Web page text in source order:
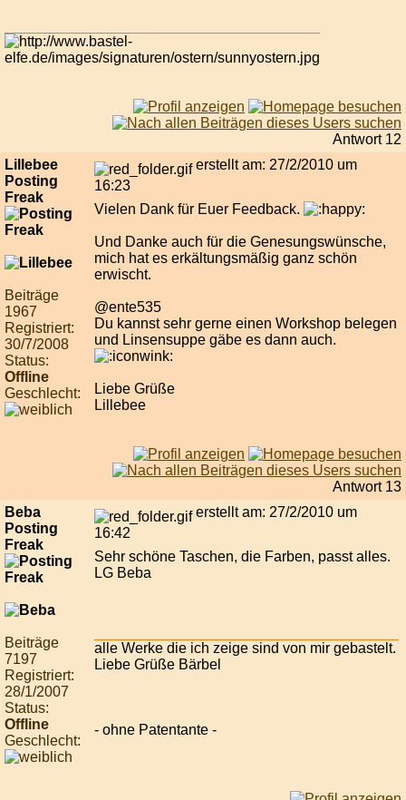
Antwort 12
Lillebee
Posting
Freak
Beiträge
1967
Registriert:
30/7/2008
Status:
Offline
Geschlecht:
erstellt am: 27/2/2010 um
16:23
Vielen Dank für Euer Feedback.
Und Danke auch für die Genesungswünsche,
mich hat es erkältungsmäßig ganz schön
erwischt.
@ente535
Du kannst sehr gerne einen Workshop belegen
und Linsensuppe gäbe es dann auch.
Liebe Grüße
Lillebee
Antwort 13
Beba
Posting
Freak
Beiträge
7197
Registriert:
28/1/2007
Status:
Offline
Geschlecht:
erstellt am: 27/2/2010 um
16:42
Sehr schöne Taschen, die Farben, passt alles.
LG Beba
alle Werke die ich zeige sind von mir gebastelt.
Liebe Grüße Bärbel
- ohne Patentante -